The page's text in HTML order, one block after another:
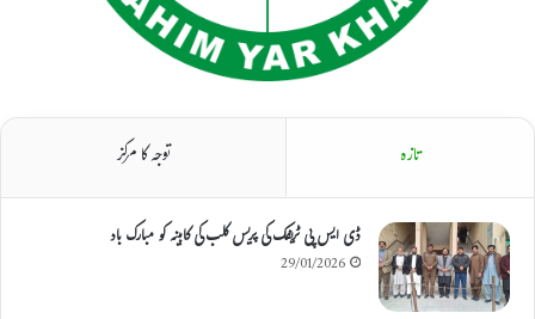
تازہ توجہ کا مرکز
ڈی ایس پی ٹریفک کی پریس کلب کی کابینہ کو مبارک باد
29/01/2026